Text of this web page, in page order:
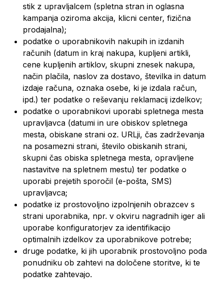
stik z upravljalcem (spletna stran in oglasna
kampanja oziroma akcija, klicni center, fizična
prodajalna);
podatke o uporabnikovih nakupih in izdanih
računih (datum in kraj nakupa, kupljeni artikli,
cene kupljenih artiklov, skupni znesek nakupa,
način plačila, naslov za dostavo, številka in datum
izdaje računa, oznaka osebe, ki je izdala račun,
ipd.) ter podatke o reševanju reklamacij izdelkov;
podatke o uporabnikovi uporabi spletnega mesta
upravljavca (datumi in ure obiskov spletnega
mesta, obiskane strani oz. URLji, čas zadrževanja
na posamezni strani, število obiskanih strani,
skupni čas obiska spletnega mesta, opravljene
nastavitve na spletnem mestu) ter podatke o
uporabi prejetih sporočil (e-pošta, SMS)
upravljavca;
podatke iz prostovoljno izpolnjenih obrazcev s
strani uporabnika, npr. v okviru nagradnih iger ali
uporabe konfiguratorjev za identifikacijo
optimalnih izdelkov za uporabnikove potrebe;
druge podatke, ki jih uporabnik prostovoljno poda
ponudniku ob zahtevi na določene storitve, ki te
podatke zahtevajo.